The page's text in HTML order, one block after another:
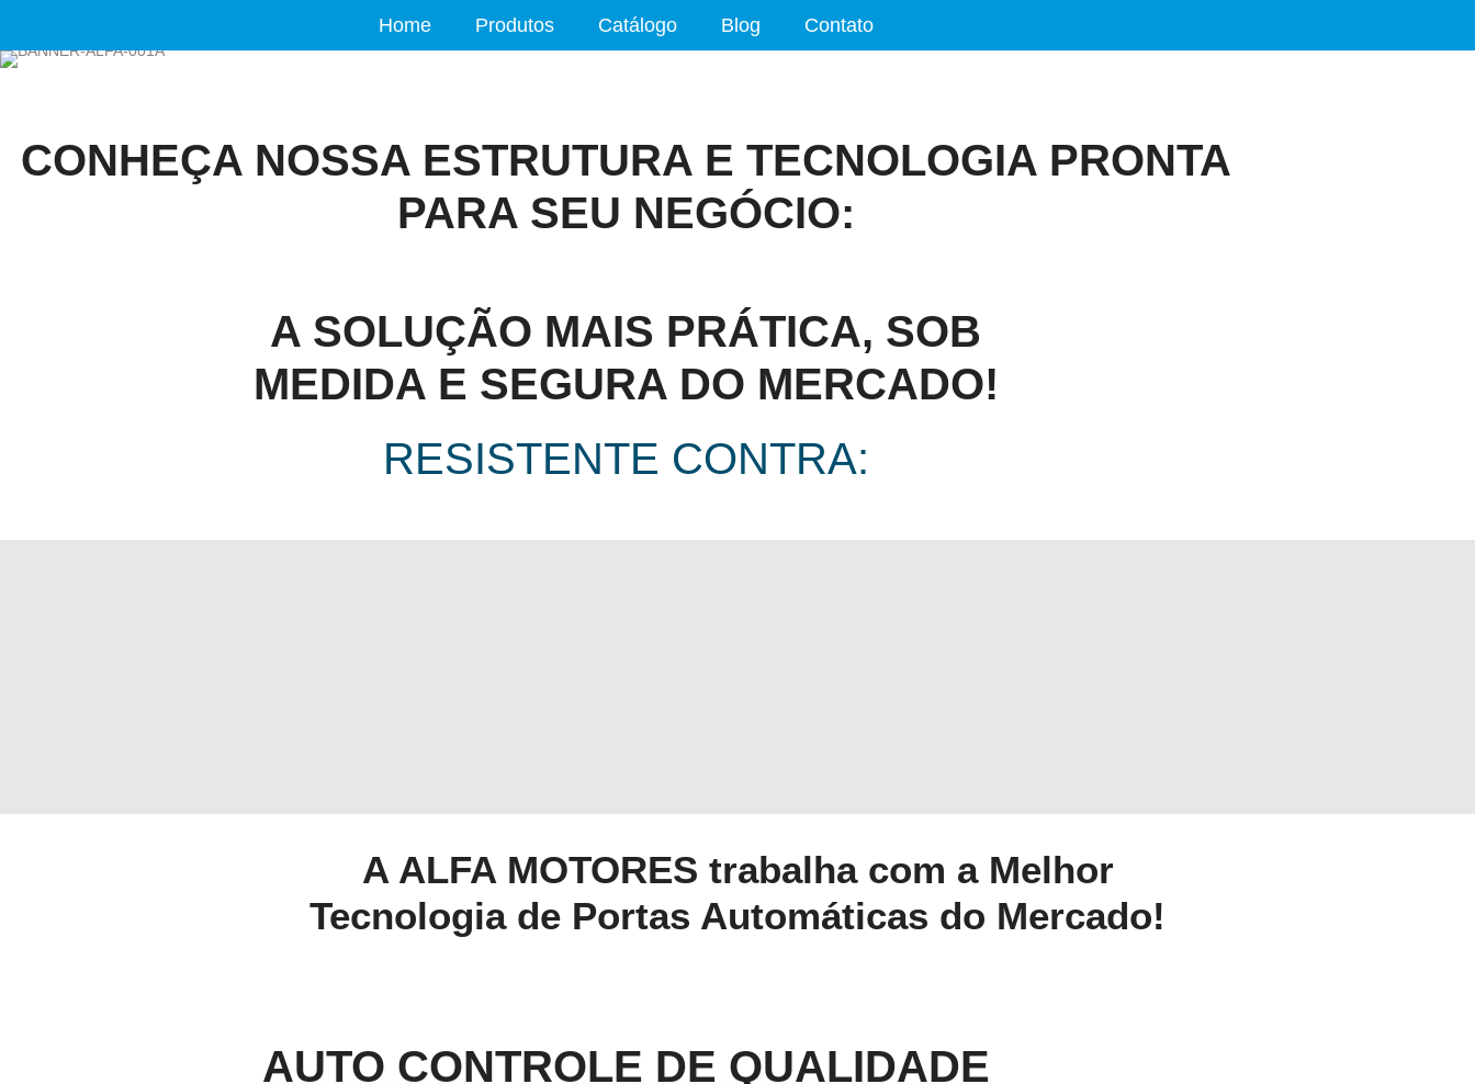
Home Produtos Catálogo Blog Contato
CONHEÇA NOSSA ESTRUTURA E TECNOLOGIA PRONTA
PARA SEU NEGÓCIO:
A SOLUÇÃO MAIS PRÁTICA, SOB
MEDIDA E SEGURA DO MERCADO!
RESISTENTE CONTRA:
A ALFA MOTORES trabalha com a Melhor
Tecnologia de Portas Automáticas do Mercado!
AUTO CONTROLE DE QUALIDADE